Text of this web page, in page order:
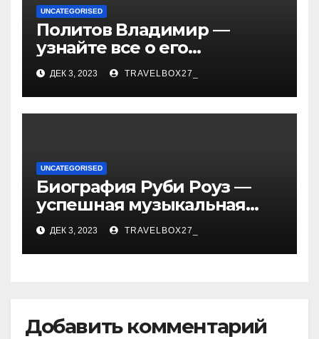
UNCATEGORISED
Политов Владимир —
узнайте все о его
биографии, возрасте и
впечатляющих
достижениях!
ДЕК 3, 2023 TRAVELBOX27_
UNCATEGORISED
Биография Руби Роуз —
успешная музыкальная
карьера, личная жизнь и
знаковые достижения
ДЕК 3, 2023 TRAVELBOX27_
Добавить комментарий